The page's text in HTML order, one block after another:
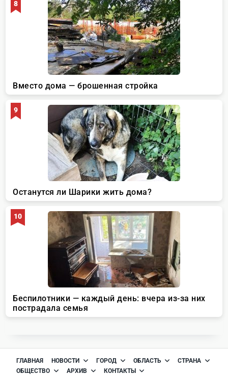
ГЛАВНАЯ НОВОСТИ ГОРОД ОБЛАСТЬ
СТРАНА
ОБЩЕСТВО
АРХИВ КОНТАКТЫ